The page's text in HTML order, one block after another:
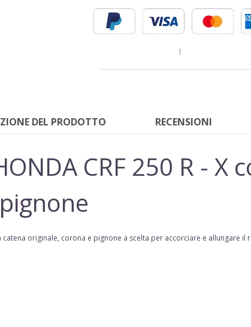
DEL PRODOTTO RECENSIONI
CRF 250 R - X
catena originale, corona e pignone a scelta per accorciare e allungare